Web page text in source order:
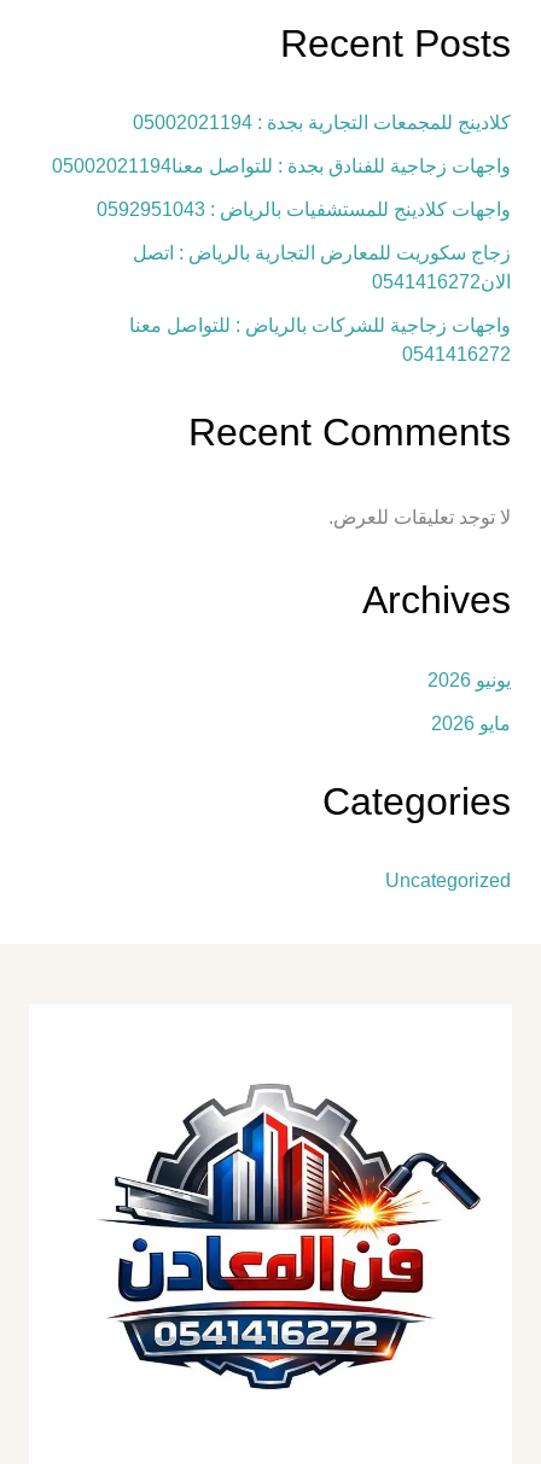
Recent Posts
كلادينج للمجمعات التجارية بجدة : 05002021194
واجهات زجاجية للفنادق بجدة : للتواصل معنا05002021194
واجهات كلادينج للمستشفيات بالرياض : 0592951043
زجاج سكوريت للمعارض التجارية بالرياض : اتصل
الان0541416272
واجهات زجاجية للشركات بالرياض : للتواصل معنا
0541416272
Recent Comments
لا توجد تعليقات للعرض.
Archives
يونيو 2026
مايو 2026
Categories
Uncategorized